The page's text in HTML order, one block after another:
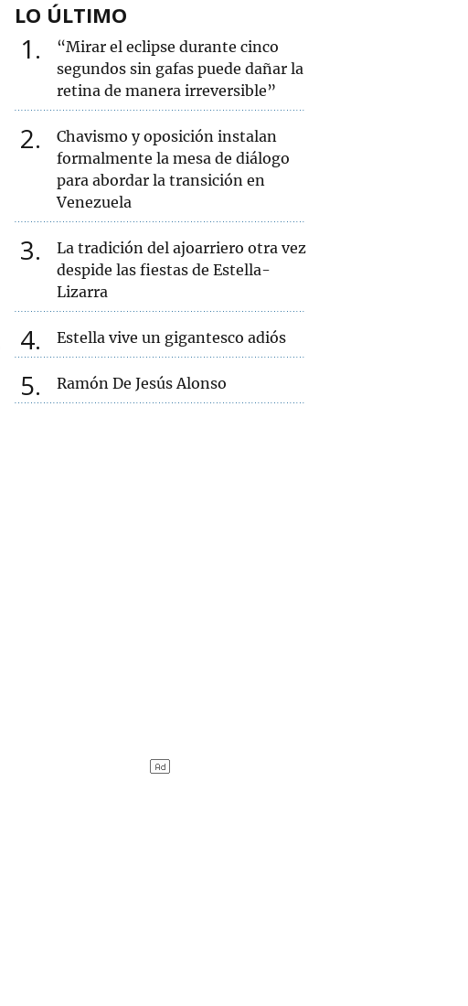
LO ÚLTIMO
1
“Mirar el eclipse durante cinco
segundos sin gafas puede dañar la
retina de manera irreversible”
2
Chavismo y oposición instalan
formalmente la mesa de diálogo
para abordar la transición en
Venezuela
3
La tradición del ajoarriero otra vez
despide las fiestas de Estella-
Lizarra
4 Estella vive un gigantesco adiós
5 Ramón De Jesús Alonso